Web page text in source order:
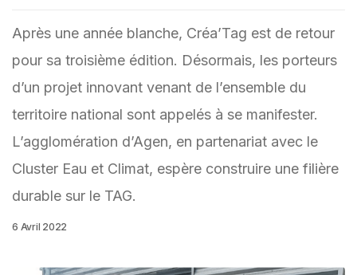
Après une année blanche, Créa’Tag est de retour
pour sa troisième édition. Désormais, les porteurs
d’un projet innovant venant de l’ensemble du
territoire national sont appelés à se manifester.
L’agglomération d’Agen, en partenariat avec le
Cluster Eau et Climat, espère construire une filière
durable sur le TAG.
6 Avril 2022